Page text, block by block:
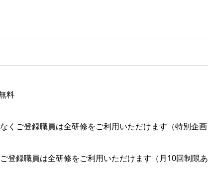
料
くご登録職員は全研修をご利用いただけます（特別企画
登録職員は全研修をご利用いただけます（月10回制限あ